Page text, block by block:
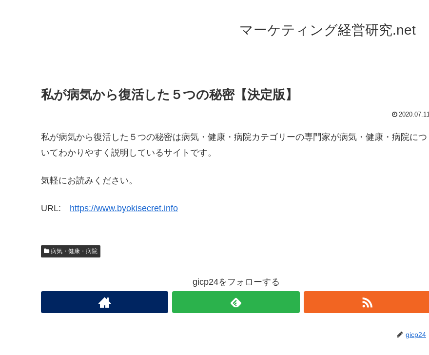
マーケティング経営研究.net
私が病気から復活した５つの秘密【決定版】
2020.07.11
私が病気から復活した５つの秘密は病気・健康・病院カテゴリーの専門家が病気・健康・病院につ
いてわかりやすく説明しているサイトです。
気軽にお読みください。
URL: https://www.byokisecret.info
病気・健康・病院
gicp24をフォローする
gicp24